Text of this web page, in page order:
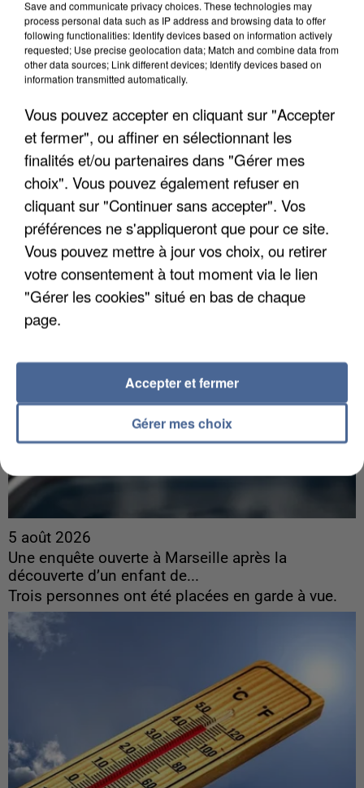
5 août 2026
L’un des fondateurs supposés de la DZ Mafia
interpellé en Algérie
Il est soupçonné d'y avoir mené ses opérations en
France.
5 août 2026
Une enquête ouverte à Marseille après la
découverte d’un enfant de...
Trois personnes ont été placées en garde à vue.
Save and communicate privacy choices. These technologies may
process personal data such as IP address and browsing data to offer
following functionalities: Identify devices based on information actively
requested; Use precise geolocation data; Match and combine data from
other data sources; Link different devices; Identify devices based on
information transmitted automatically.
Vous pouvez accepter en cliquant sur "Accepter
et fermer", ou affiner en sélectionnant les
finalités et/ou partenaires dans "Gérer mes
choix". Vous pouvez également refuser en
cliquant sur "Continuer sans accepter". Vos
préférences ne s'appliqueront que pour ce site.
Vous pouvez mettre à jour vos choix, ou retirer
votre consentement à tout moment via le lien
"Gérer les cookies" situé en bas de chaque
page.
Gérer mes choix
Accepter et fermer